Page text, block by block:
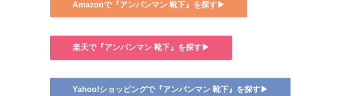
Amazonで『アンパンマン 靴下』を探す▶
楽天で『アンパンマン 靴下』を探す▶
Yahoo!ショッピングで『アンパンマン 靴下』を探す▶